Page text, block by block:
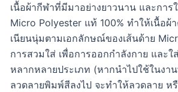
เนื้อผ้ากีฬาที่มีมาอย่างยาวนาน และการ
Micro Polyester แท้ 100% ทำให้เนื้อผ้
เนียนนุ่มตามเอกลักษณ์ของเส้นด้าย
การสวมใส่ เพื่อการออกกำลังกาย และใ
หลากหลายประเภท (หากนำไปใช้ในงา
ลวดลายพิมพ์สีลงไป จะทำให้ลวดลาย ห